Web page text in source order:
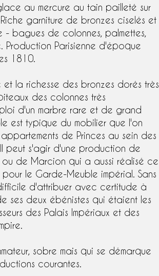
au mercure au tain pailleté sur
garniture de bronzes ciselés et
- bagues de colonnes, palmettes,
Production Parisienne d'époque
1810.
la richesse des bronzes dorés très
des colonnes très
d'un marbre rare et de grand
est typique du mobilier que l'on
de Princes au sein des
Il peut s'agir d'une production de
ou de Marcion qui a aussi réalisé ce
le Garde-Meuble impérial. Sans
d'attribuer avec certitude à
ses deux ébénistes qui étaient les
des Palais Impériaux et des
sobre mais qui se démarque
courantes.